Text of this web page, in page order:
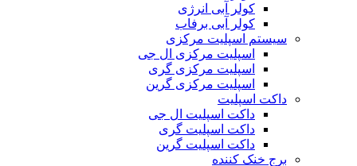
کولر آبی انرژی
کولر آبی برفاب
سیستم اسپلیت مرکزی
اسپلیت مرکزی ال جی
اسپلیت مرکزی گری
اسپلیت مرکزی گرین
داکت اسپلیت
داکت اسپلیت ال جی
داکت اسپلیت گری
داکت اسپلیت گرین
برج خنک کننده